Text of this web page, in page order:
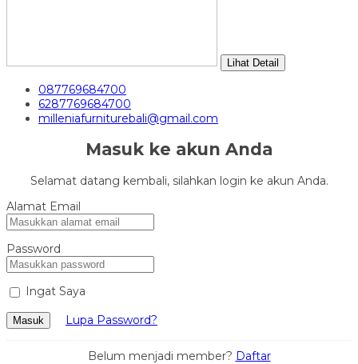
Lihat Detail
087769684700
6287769684700
milleniafurniturebali@gmail.com
Masuk ke akun Anda
Selamat datang kembali, silahkan login ke akun Anda.
Alamat Email
Password
Ingat Saya
Masuk Lupa Password?
Belum menjadi member? Daftar